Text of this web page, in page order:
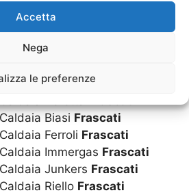
Accetta
Nega
le preferenze
Caldaie A Condensazione
CaldaiaFrascati
Caldaia AristonFrascati
Biasi Frascati
Ferroli Frascati
Immergas Frascati
Junkers Frascati
Riello Frascati